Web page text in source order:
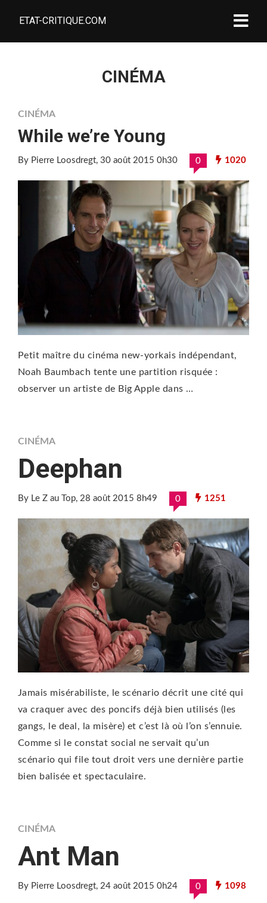
ETAT-CRITIQUE.COM
CINÉMA
CINÉMA
While we’re Young
By Pierre Loosdregt, 30 août 2015 0h30 0 1020
Petit maître du cinéma new-yorkais indépendant,
Noah Baumbach tente une partition risquée :
observer un artiste de Big Apple dans …
CINÉMA
Deephan
By Le Z au Top, 28 août 2015 8h49 0 1251
Jamais misérabiliste, le scénario décrit une cité qui
va craquer avec des poncifs déjà bien utilisés (les
gangs, le deal, la misère) et c’est là où l’on s’ennuie.
Comme si le constat social ne servait qu’un
scénario qui file tout droit vers une dernière partie
bien balisée et spectaculaire.
CINÉMA
Ant Man
By Pierre Loosdregt, 24 août 2015 0h24 0 1098